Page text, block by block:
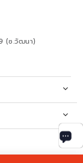
(ซ.วัฒนา)